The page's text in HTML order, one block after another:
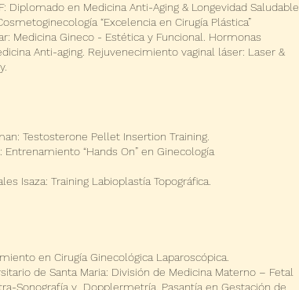
Diplomado en Medicina Anti-Aging & Longevidad Saludable.
“Excelencia en Cirugía Plástica”
Medicina Gineco - Estética y Funcional. Hormonas
Anti-aging. Rejuvenecimiento vaginal láser: Laser &
Testosterone Pellet Insertion Training.
Entrenamiento “Hands On” en Ginecología
Isaza: Training Labioplastía Topográfica.
en Cirugía Ginecológica Laparoscópica.
de Santa Maria: División de Medicina Materno – Fetal
Sonografía y Dopplermetría, Pasantía en Gestación de